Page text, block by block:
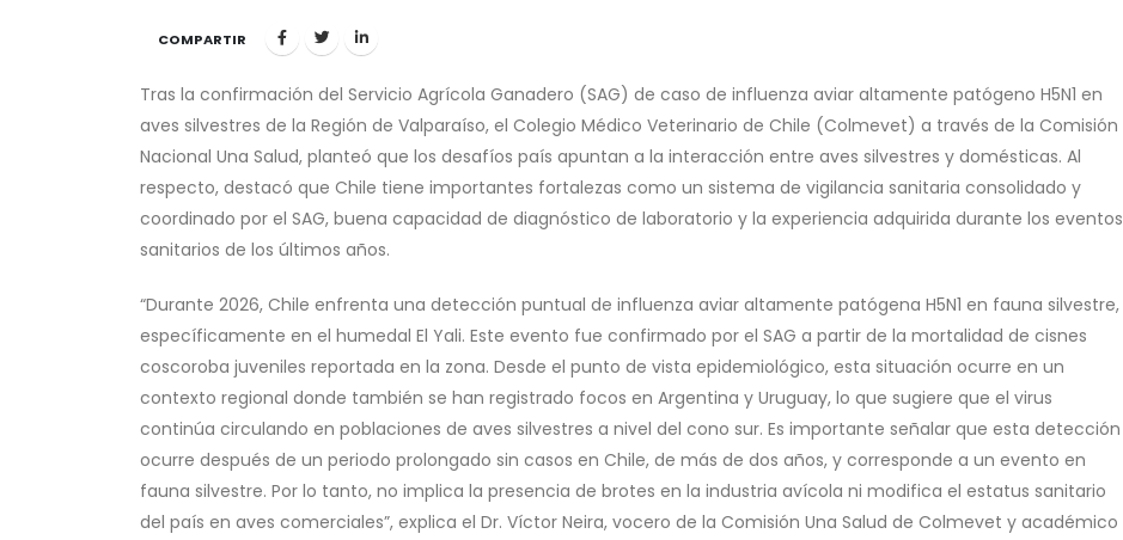
COMPARTIR
Tras la confirmación del Servicio Agrícola Ganadero (SAG) de caso de influenza aviar altamente patógeno H5N1 en
aves silvestres de la Región de Valparaíso, el Colegio Médico Veterinario de Chile (Colmevet) a través de la Comisión
Nacional Una Salud, planteó que los desafíos país apuntan a la interacción entre aves silvestres y domésticas. Al
respecto, destacó que Chile tiene importantes fortalezas como un sistema de vigilancia sanitaria consolidado y
coordinado por el SAG, buena capacidad de diagnóstico de laboratorio y la experiencia adquirida durante los eventos
sanitarios de los últimos años.
“Durante 2026, Chile enfrenta una detección puntual de influenza aviar altamente patógena H5N1 en fauna silvestre,
específicamente en el humedal El Yali. Este evento fue confirmado por el SAG a partir de la mortalidad de cisnes
coscoroba juveniles reportada en la zona. Desde el punto de vista epidemiológico, esta situación ocurre en un
contexto regional donde también se han registrado focos en Argentina y Uruguay, lo que sugiere que el virus
continúa circulando en poblaciones de aves silvestres a nivel del cono sur. Es importante señalar que esta detección
ocurre después de un periodo prolongado sin casos en Chile, de más de dos años, y corresponde a un evento en
fauna silvestre. Por lo tanto, no implica la presencia de brotes en la industria avícola ni modifica el estatus sanitario
del país en aves comerciales”, explica el Dr. Víctor Neira, vocero de la Comisión Una Salud de Colmevet y académico